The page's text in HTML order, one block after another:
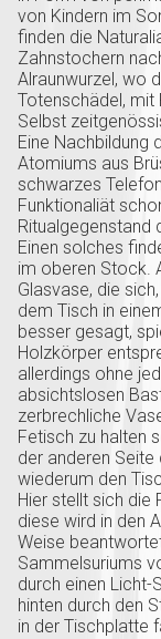
von Kindern im
finden die
Zahnstochern
Alraunwurzel, wo
Totenschädel, mit
Selbst
Eine Nachbildung
Atomiums aus
schwarzes
Funktionaliät
Ritualgegenstand
Einen solches
im oberen Stock.
Glasvase, die
dem Tisch in
besser gesagt,
Holzkörper
allerdings ohne
absichtslosen
zerbrechliche
Fetisch zu halten
der anderen
wiederum den
Hier stellt sich die
diese wird in den
Weise
Sammelsuriums
durch einen
hinten durch den
in der Tischplatte